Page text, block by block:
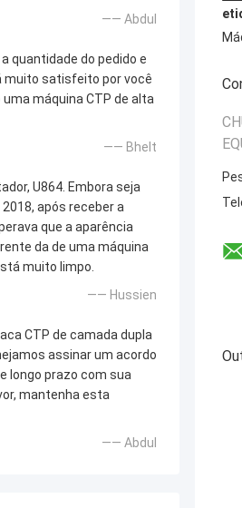
—— Abdul
quantidade do pedido e
muito satisfeito por você
máquina CTP de alta
—— Bhelt
U864. Embora seja
após receber a
que a aparência
da de uma máquina
muito limpo.
—— Hussien
CTP de camada dupla
assinar um acordo
longo prazo com sua
mantenha esta
—— Abdul